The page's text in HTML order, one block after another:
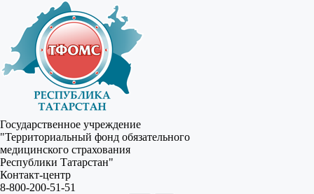
Государственное учреждение
"Территориальный фонд обязательного
медицинского страхования
Республики Татарстан"
Контакт-центр
8-800-200-51-51